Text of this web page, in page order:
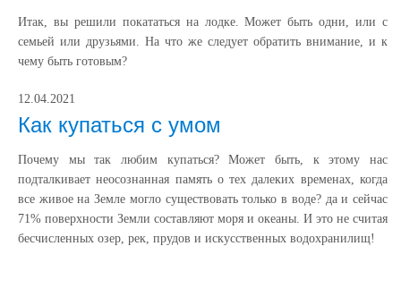
Итак, вы решили покататься на лодке. Может быть одни, или с
семьей или друзьями. На что же следует обратить внимание, и к
чему быть готовым?
12.04.2021
Как купаться с умом
Почему мы так любим купаться? Может быть, к этому нас
подталкивает неосознанная память о тех далеких временах, когда
все живое на Земле могло существовать только в воде? да и сейчас
71% поверхности Земли составляют моря и океаны. И это не считая
бесчисленных озер, рек, прудов и искусственных водохранилищ!